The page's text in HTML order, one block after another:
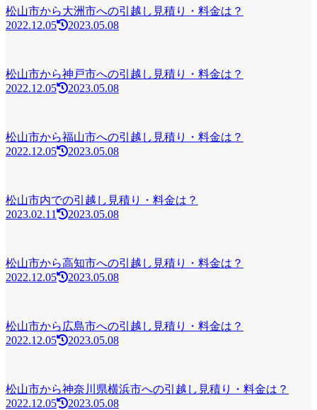
松山市から大洲市への引越し見積り・料金は？
2022.12.05
2023.05.08
松山市から神戸市への引越し見積り・料金は？
2022.12.05
2023.05.08
松山市から福山市への引越し見積り・料金は？
2022.12.05
2023.05.08
松山市内での引越し見積り・料金は？
2023.02.11
2023.05.08
松山市から高知市への引越し見積り・料金は？
2022.12.05
2023.05.08
松山市から広島市への引越し見積り・料金は？
2022.12.05
2023.05.08
松山市から神奈川県横浜市への引越し見積り・料金は？
2022.12.05
2023.05.08